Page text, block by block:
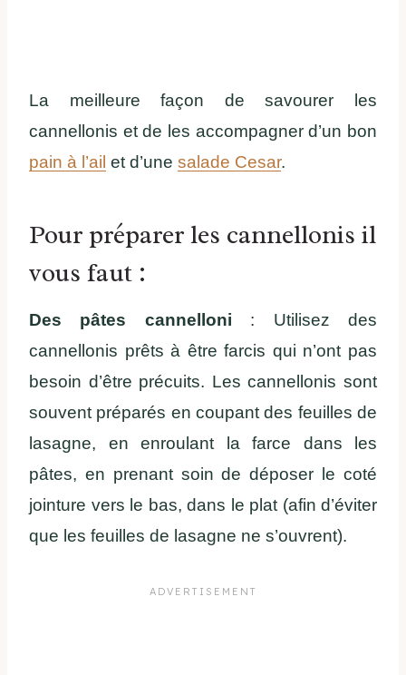
La meilleure façon de savourer les
cannellonis et de les accompagner d’un bon
pain à l’ail et d’une salade Cesar.
Pour préparer les cannellonis il
vous faut :
Des pâtes cannelloni : Utilisez des
cannellonis prêts à être farcis qui n’ont pas
besoin d’être précuits. Les cannellonis sont
souvent préparés en coupant des feuilles de
lasagne, en enroulant la farce dans les
pâtes, en prenant soin de déposer le coté
jointure vers le bas, dans le plat (afin d’éviter
que les feuilles de lasagne ne s’ouvrent).